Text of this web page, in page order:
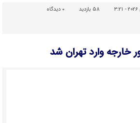
58 بازدید دیدگاه
خارجه وارد تهران شد